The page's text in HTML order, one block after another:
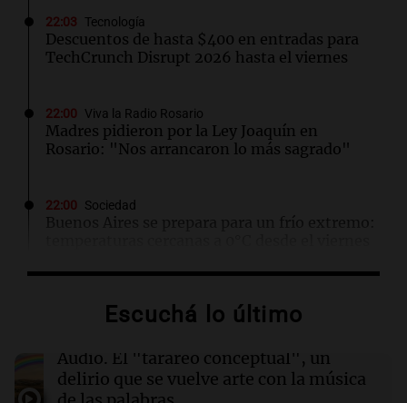
22:03 Tecnología
Descuentos de hasta $400 en entradas para
TechCrunch Disrupt 2026 hasta el viernes
22:00 Viva la Radio Rosario
Madres pidieron por la Ley Joaquín en
Rosario: "Nos arrancaron lo más sagrado"
22:00 Sociedad
Buenos Aires se prepara para un frío extremo:
Líderes indígenas guatemaltecos liberados
21:50 La Cadena del Gol
Escuchá lo último
Audio. El "tarareo conceptual", un
delirio que se vuelve arte con la música